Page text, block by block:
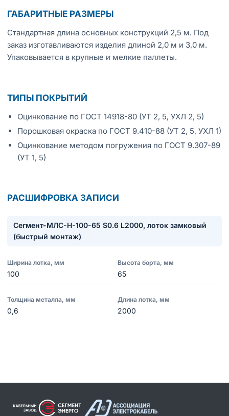
ГАБАРИТНЫЕ РАЗМЕРЫ
Стандартная длина основных конструкций 2,5 м. Под
заказ изготавливаются изделия длиной 2,0 м и 3,0 м.
Упаковывается в крупные и мелкие паллеты.
ТИПЫ ПОКРЫТИЙ
Оцинкование по ГОСТ 14918-80 (УТ 2, 5, УХЛ 2, 5)
Порошковая окраска по ГОСТ 9.410-88 (УТ 2, 5, УХЛ 1)
Оцинкование методом погружения по ГОСТ 9.307-89
(УТ 1, 5)
РАСШИФРОВКА ЗАПИСИ
Сегмент-МЛC-Н-100-65 S0.6 L2000, лоток замковый
(быстрый монтаж)
Ширина лотка, мм
100
Высота борта, мм
65
Толщина металла, мм
0,6
Длина лотка, мм
2000